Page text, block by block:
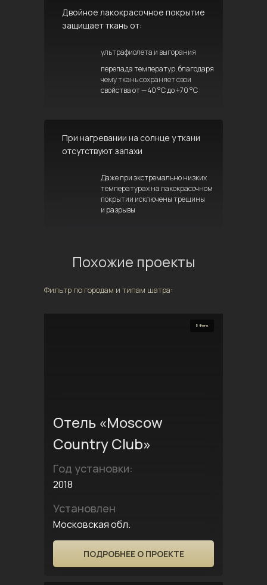
Двойное лакокрасочное покрытие
защищает ткань от:
ультрафиолета и выгорания
перепада температур, благодаря
чему ткань сохраняет свои
свойства от — 40 °C до +70 °C
При нагревании на солнце у ткани
отсутствуют запахи
Даже при экстремально низких
температурах на лакокрасочном
покрытии исключены трещины
и разрывы
Похожие проекты
Фильтр по городам и типам шатра:
5 Фото
Отель «Moscow
Country Club»
Год установки:
2018
Установлен
Московская обл.
ПОДРОБНЕЕ О ПРОЕКТЕ